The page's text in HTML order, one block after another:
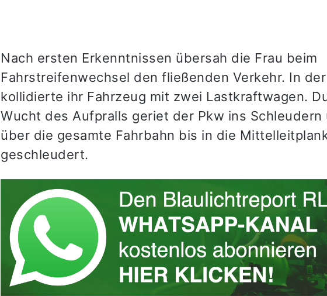
Nach ersten Erkenntnissen übersah die Frau beim
Fahrstreifenwechsel den fließenden Verkehr. In
kollidierte ihr Fahrzeug mit zwei Lastkraftwagen.
Wucht des Aufpralls geriet der Pkw ins Schleudern
über die gesamte Fahrbahn bis in die
geschleudert.